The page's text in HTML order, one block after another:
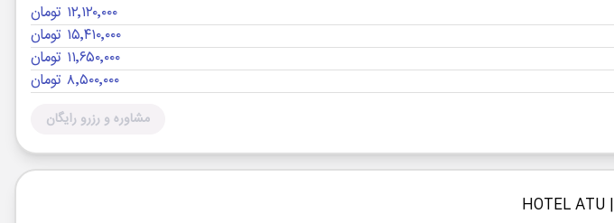
۱۲٬۱۲۰٬۰۰۰ تومان
۱۵٬۴۱۰٬۰۰۰ تومان
۱۱٬۶۵۰٬۰۰۰ تومان
۸٬۵۰۰٬۰۰۰ تومان
مشاوره و رزرو رایگان
| HOTEL ATU